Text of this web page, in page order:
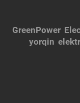
GreenPower
yorqin